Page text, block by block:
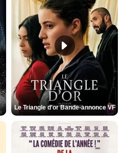
Le Triangle d'or Bande-annonce VF